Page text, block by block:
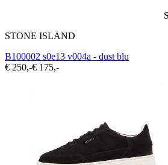
STONE ISLAND
B100002 s0e13 v004a - dust blu
€ 250,-€ 175,-